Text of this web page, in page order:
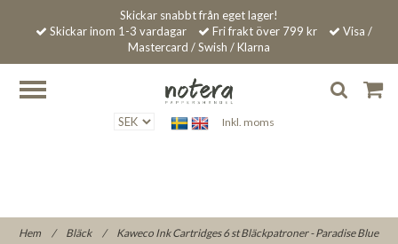
Skickar snabbt från eget lager!
Skickar inom 1-3 vardagar
Fri frakt över 799 kr
Visa /
Mastercard / Swish / Klarna
Inkl. moms
Hem / Bläck / Kaweco Ink Cartridges 6 st Bläckpatroner - Paradise Blue